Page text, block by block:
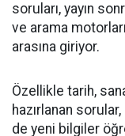
soruları, yayın
ve arama
arasına giriyor.
Özellikle tarih,
hazırlanan
de yeni bilgiler